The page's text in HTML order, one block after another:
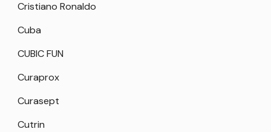
Cristiano Ronaldo
Cuba
CUBIC FUN
Curaprox
Curasept
Cutrin